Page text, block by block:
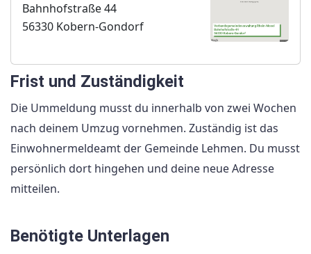
Bahnhofstraße 44
56330 Kobern-Gondorf
Frist und Zuständigkeit
Die Ummeldung musst du innerhalb von zwei Wochen
nach deinem Umzug vornehmen. Zuständig ist das
Einwohnermeldeamt der Gemeinde Lehmen. Du musst
persönlich dort hingehen und deine neue Adresse
mitteilen.
Benötigte Unterlagen